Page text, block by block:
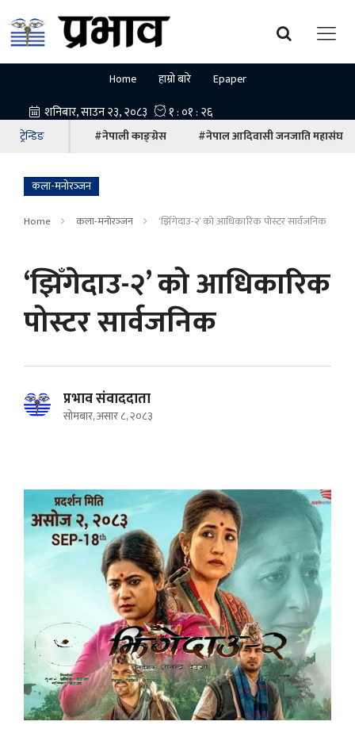
Home हाम्रो बारे Epaper
ट्रेन्डिङ #नेपाली काङ्ग्रेस #नेपाल आदिवासी जनजाति महासंघ
कला-मनोरञ्‍जन
Home कला-मनोरञ्‍जन ‘झिँगेदाउ-२’ को आधिकारिक पोस्टर सार्वजनिक
‘झिँगेदाउ-२’ को आधिकारिक
पोस्टर सार्वजनिक
प्रभाव संवाददाता
सोमबार, असार ८, २०८३